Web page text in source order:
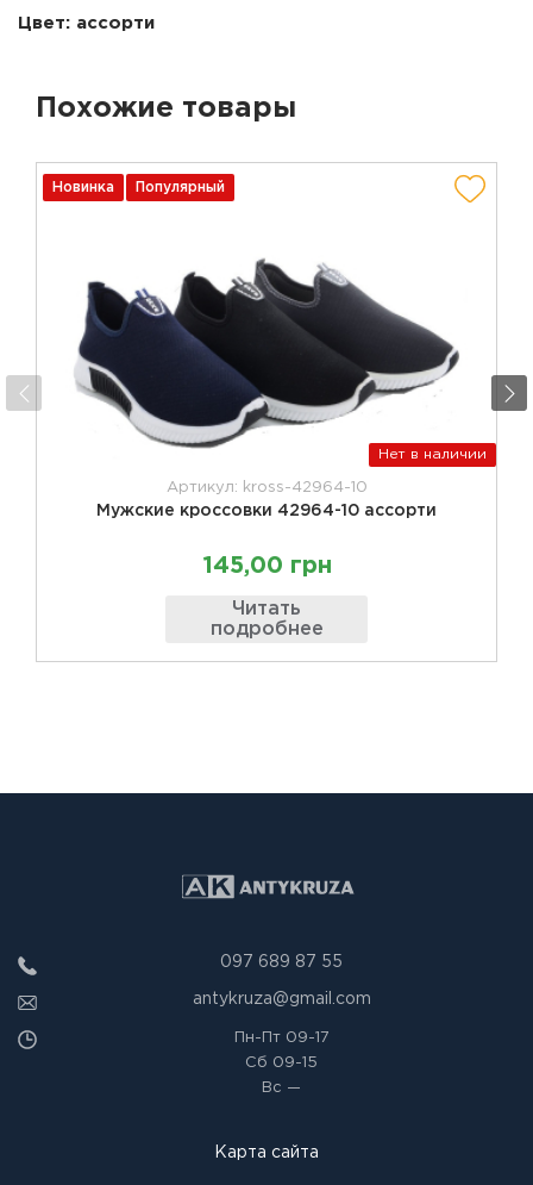
Цвет: ассорти
Похожие товары
Новинка Популярный
Нет в наличии
Артикул: kross-42964-10
Мужские кроссовки 42964-10 ассорти
145,00 грн
Читать
подробнее
097 689 87 55
antykruza@gmail.com
Пн-Пт09-17
Сб 09-15
Вс —
Карта сайта